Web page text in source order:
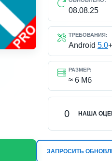
08.08.25
ТРЕБОВАНИЯ:
Android 5.0+
РАЗМЕР:
≈ 6 Мб
НАША
0
ЗАПРОСИТЬ